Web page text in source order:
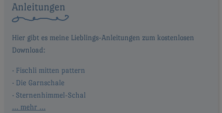
Anleitungen
Fischli mitten pattern
Die Garnschale
Sternenhimmel-Schal
… mehr …